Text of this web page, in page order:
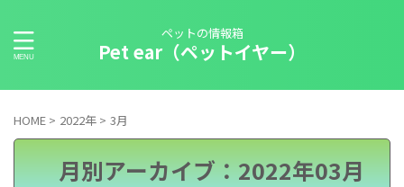
ペットの情報箱
Pet ear（ペットイヤー）
HOME > 2022年 > 3月
月別アーカイブ：2022年03月